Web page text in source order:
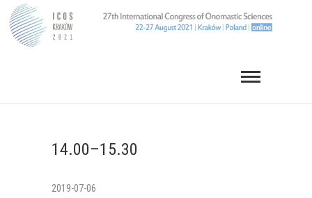
Skip
content
14.00–15.30
2019-07-06